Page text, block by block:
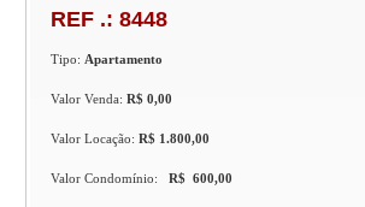
REF .: 8448
Tipo: Apartamento
Valor Venda:R$ 0,00
Valor Locação:R$ 1.800,00
Valor Condomínio: R$ 600,00